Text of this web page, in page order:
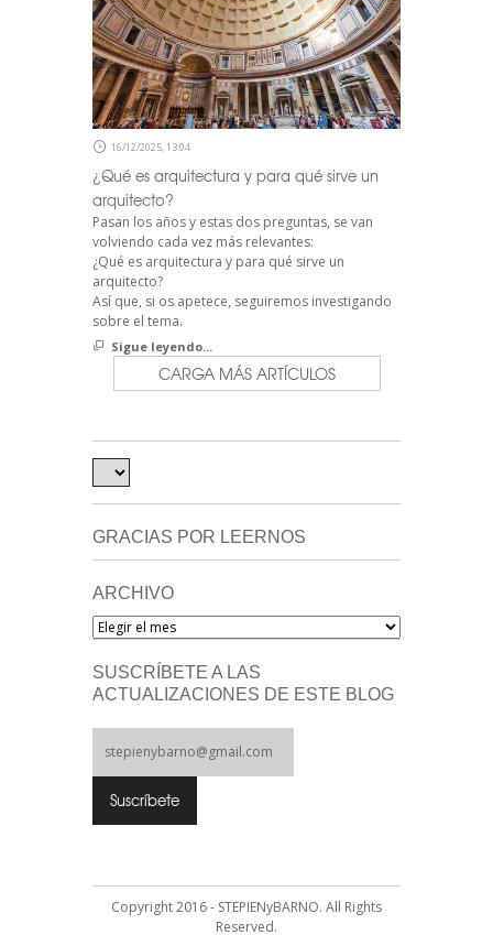
16/12/2025, 13:04
¿Qué es arquitectura y para qué sirve un
arquitecto?
Pasan los años y estas dos preguntas, se van
volviendo cada vez más relevantes:
¿Qué es arquitectura y para qué sirve un
arquitecto?
Así que, si os apetece, seguiremos investigando
sobre el tema.
Sigue leyendo...
CARGA MÁS ARTÍCULOS
GRACIAS POR LEERNOS
ARCHIVO
Archivo
SUSCRÍBETE A LAS
ACTUALIZACIONES DE ESTE BLOG
Copyright 2016 - STEPIENyBARNO. All Rights
Reserved.